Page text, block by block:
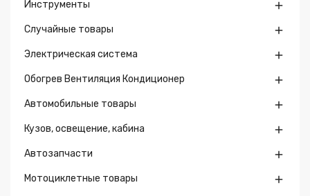
Инструменты 
Случайные товары 
Электрическая система 
Обогрев Вентиляция Кондиционер 
Автомобильные товары 
Кузов, освещение, кабина 
Автозапчасти 
Мотоциклетные товары 